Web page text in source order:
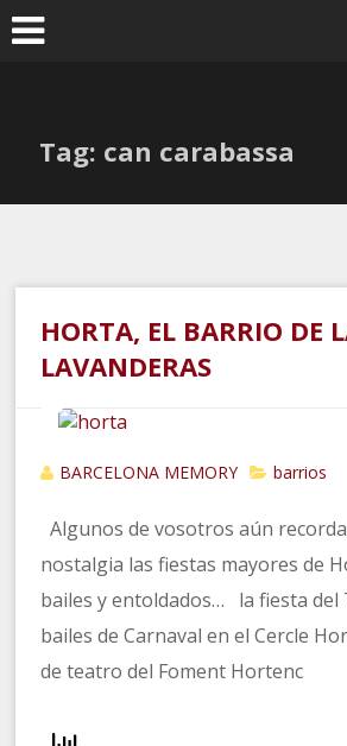
Ir
al
Tag: can carabassa
HORTA, EL BARRIO DE
LAVANDERAS
BARCELONA MEMORY barrios
Algunos de vosotros aún
nostalgia las fiestas mayores de
bailes y entoldados… la fiesta del
bailes de Carnaval en el Cercle
de teatro del Foment Hortenc